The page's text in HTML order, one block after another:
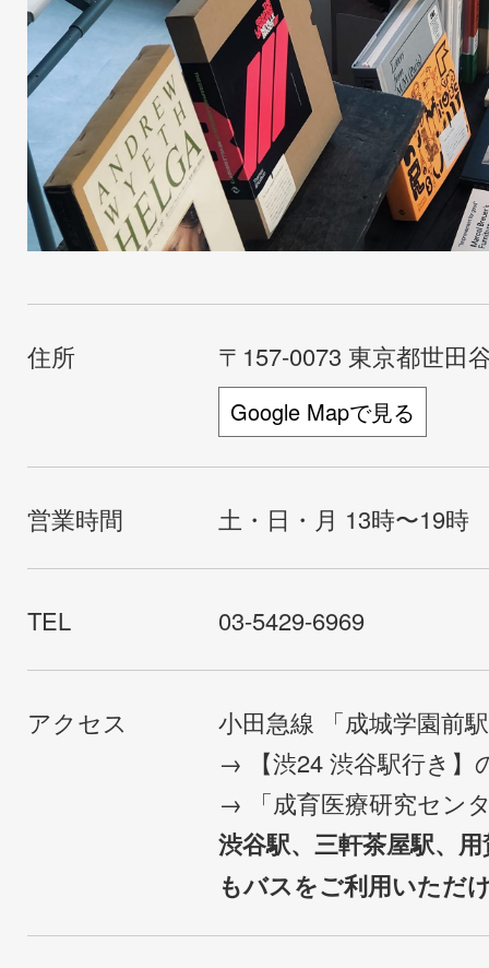
住所 〒157-0073 東京都世田
Google Mapで見る
営業時間 土・日・月 13時〜19時
TEL 03-5429-6969
アクセス
小田急線 「成城学園前
→ 【渋24 渋谷駅行き】
→ 「成育医療研究セン
渋谷駅、三軒茶屋駅、
もバスをご利用いただ